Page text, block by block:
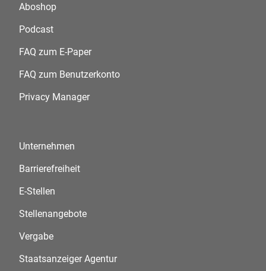
Aboshop
Podcast
FAQ zum E-Paper
FAQ zum Benutzerkonto
Privacy Manager
Unternehmen
Barrierefreiheit
E-Stellen
Stellenangebote
Vergabe
Staatsanzeiger Agentur